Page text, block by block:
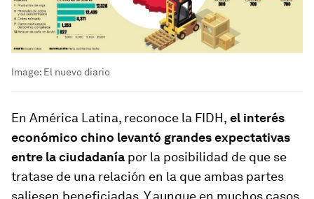
Image: El nuevo diario
En América Latina, reconoce la FIDH, el interés
económico chino levantó grandes expectativas
entre la ciudadanía por la posibilidad de que se
tratase de una relación en la que ambas partes
saliesen beneficiadas. Y aunque en muchos casos